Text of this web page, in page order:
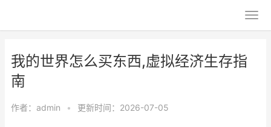
我的世界怎么买东西,虚拟经济生存指
南
作者： admin • 更新时间：2026-07-05